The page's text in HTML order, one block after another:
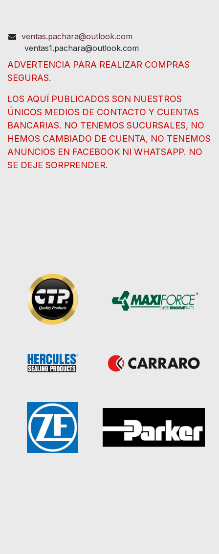
ventas.pachara@outlook.com
ventas1.pachara@outlook.com
ADVERTENCIA PARA REALIZAR COMPRAS
SEGURAS.
LOS AQUÍ PUBLICADOS SON NUESTROS
ÚNICOS MEDIOS DE CONTACTO Y CUENTAS
BANCARIAS. NO TENEMOS SUCURSALES, NO
HEMOS CAMBIADO DE CUENTA, NO TENEMOS
ANUNCIOS EN FACEBOOK NI WHATSAPP. NO
SE DEJE SORPRENDER.